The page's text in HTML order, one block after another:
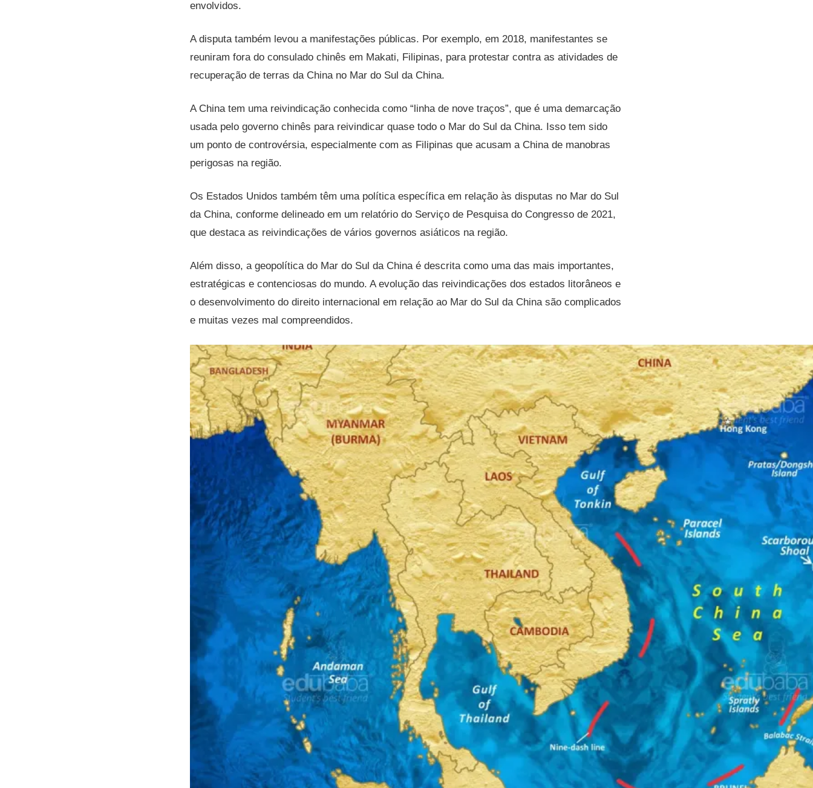
envolvidos​.
A disputa também levou a manifestações públicas. Por exemplo, em 2018, manifestantes se
reuniram fora do consulado chinês em Makati, Filipinas, para protestar contra as atividades de
recuperação de terras da China no Mar do Sul da China​​.
A China tem uma reivindicação conhecida como “linha de nove traços”, que é uma demarcação
usada pelo governo chinês para reivindicar quase todo o Mar do Sul da China. Isso tem sido
um ponto de controvérsia, especialmente com as Filipinas que acusam a China de manobras
perigosas na região​​.
Os Estados Unidos também têm uma política específica em relação às disputas no Mar do Sul
da China, conforme delineado em um relatório do Serviço de Pesquisa do Congresso de 2021,
que destaca as reivindicações de vários governos asiáticos na região​​.
Além disso, a geopolítica do Mar do Sul da China é descrita como uma das mais importantes,
estratégicas e contenciosas do mundo. A evolução das reivindicações dos estados litorâneos e
o desenvolvimento do direito internacional em relação ao Mar do Sul da China são complicados
e muitas vezes mal compreendidos.